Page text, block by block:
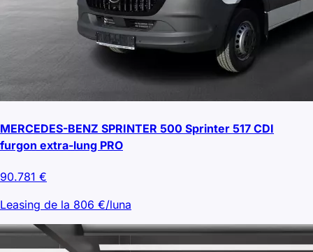
MERCEDES-BENZ SPRINTER 500 Sprinter 517 CDI
furgon extra-lung PRO
90.781 €
Leasing de la 806 €/luna